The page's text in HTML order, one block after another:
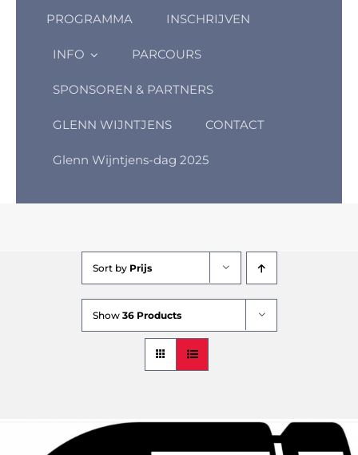
PROGRAMMA INSCHRIJVEN
INFO PARCOURS
SPONSOREN & PARTNERS
GLENN WIJNTJENS CONTACT
Glenn Wijntjens-dag 2025
Sort by Prijs
Show 36 Products